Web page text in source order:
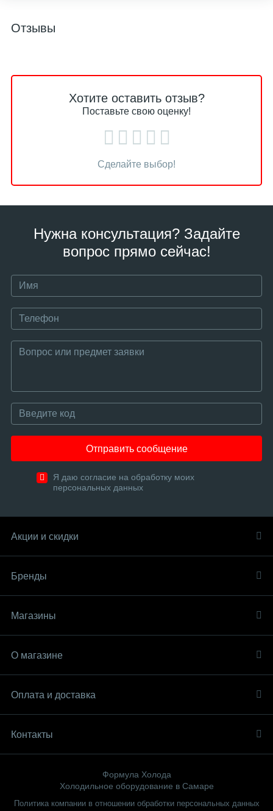
Отзывы
Хотите оставить отзыв?
Поставьте свою оценку!
Сделайте выбор!
Нужна консультация? Задайте
вопрос прямо сейчас!
Отправить сообщение
Я даю согласие на обработку моих
персональных данных
Акции и скидки
Бренды
Магазины
О магазине
Оплата и доставка
Контакты
Формула Холода
Холодильное оборудование в Самаре
Политика компании в отношении обработки персональных данных